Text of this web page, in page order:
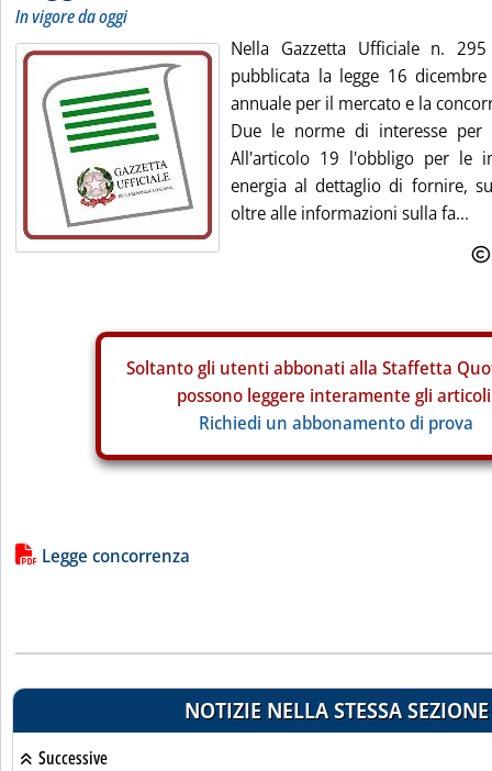
In vigore da oggi
Nella Gazzetta Ufficiale n.
pubblicata la legge 16
annuale per il mercato e la
Due le norme di interesse per
All'articolo 19 l'obbligo per le
energia al dettaglio di fornire,
oltre alle informazioni sulla fa...
Soltanto gli utenti abbonati alla Staffetta
possono leggere interamente gli
Richiedi un abbonamento di prova
Lista allegati PDF alla notizia
Legge concorrenza
NOTIZIE NELLA STESSA SEZIONE
Successive